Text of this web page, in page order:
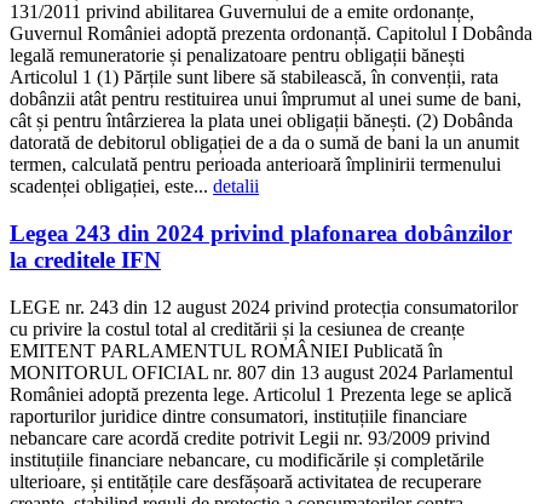
131/2011 privind abilitarea Guvernului de a emite ordonanțe,
Guvernul României adoptă prezenta ordonanță. Capitolul I Dobânda
legală remuneratorie și penalizatoare pentru obligații bănești
Articolul 1 (1) Părțile sunt libere să stabilească, în convenții, rata
dobânzii atât pentru restituirea unui împrumut al unei sume de bani,
cât și pentru întârzierea la plata unei obligații bănești. (2) Dobânda
datorată de debitorul obligației de a da o sumă de bani la un anumit
termen, calculată pentru perioada anterioară împlinirii termenului
scadenței obligației, este... detalii
Legea 243 din 2024 privind plafonarea dobânzilor
la creditele IFN
LEGE nr. 243 din 12 august 2024 privind protecția consumatorilor
cu privire la costul total al creditării și la cesiunea de creanțe
EMITENT PARLAMENTUL ROMÂNIEI Publicată în
MONITORUL OFICIAL nr. 807 din 13 august 2024 Parlamentul
României adoptă prezenta lege. Articolul 1 Prezenta lege se aplică
raporturilor juridice dintre consumatori, instituțiile financiare
nebancare care acordă credite potrivit Legii nr. 93/2009 privind
instituțiile financiare nebancare, cu modificările și completările
ulterioare, și entitățile care desfășoară activitatea de recuperare